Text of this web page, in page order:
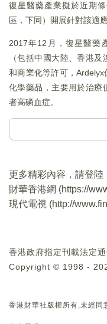
復星醫藥產業擬於近期
區，下同）開展針對該適
2017年12月，復星醫藥
（包括中國大陸、香港
和商業化等許可，
化學藥品，主要用於治療
者高磷血症。
更多精彩內容，請登陸
財華香港網 (https://
現代電視 (http://
香港政府指定刊載法定
Copyright © 1998 -
香港財華社版權所有,未經同